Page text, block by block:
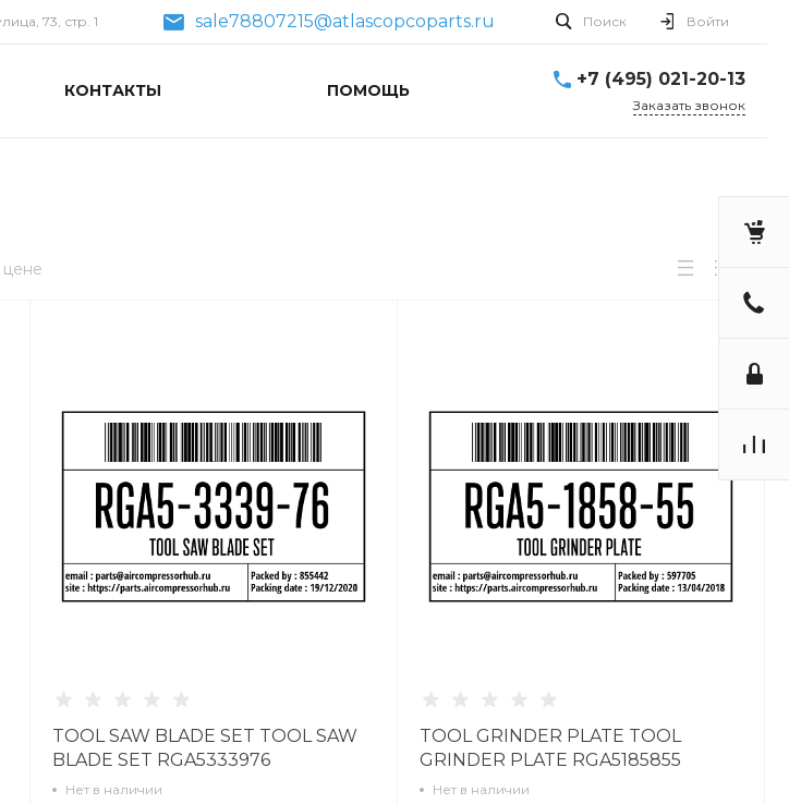
73, стр. 1 sale78807215@atlascopcoparts.ru Поиск Войти
КОНТАКТЫ ПОМОЩЬ
+7 (495) 021-20-13
Заказать звонок
TOOL SAW BLADE SET TOOL SAW
BLADE SET RGA5333976
Нет в наличии
TOOL GRINDER PLATE TOOL
GRINDER PLATE RGA5185855
Нет в наличии